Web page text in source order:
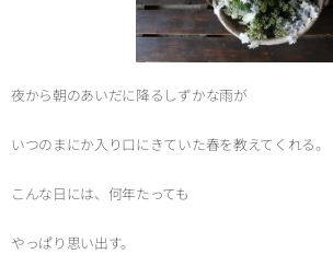
夜から朝のあいだに降るしずかな雨が
いつのまにか入り口にきていた春を教えてくれる。
こんな日には、何年たっても
やっぱり思い出す。